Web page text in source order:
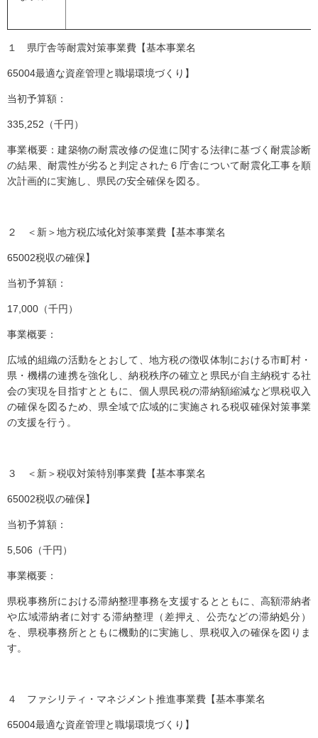
１ 県庁舎等耐震対策事業費【基本事業名
65004最適な資産管理と職場環境づくり】
当初予算額：
335,252（千円）
事業概要：建築物の耐震改修の促進に関する法律に基づく耐震診断
の結果、耐震性が劣ると判定された６庁舎について耐震化工事を順
次計画的に実施し、県民の安全確保を図る。
２ ＜新＞地方税広域化対策事業費【基本事業名
65002税収の確保】
当初予算額：
17,000（千円）
事業概要：
広域的組織の活動をとおして、地方税の徴収体制における市町村・
県・機構の連携を強化し、納税秩序の確立と県民が自主納税する社
会の実現を目指すとともに、個人県民税の滞納額縮減など県税収入
の確保を図るため、県全域で広域的に実施される税収確保対策事業
の支援を行う。
３ ＜新＞税収対策特別事業費【基本事業名
65002税収の確保】
当初予算額：
5,506（千円）
事業概要：
県税事務所における滞納整理事務を支援するとともに、高額滞納者
や広域滞納者に対する滞納整理（差押え、公売などの滞納処分）
を、県税事務所とともに機動的に実施し、県税収入の確保を図りま
す。
４ ファシリティ・マネジメント推進事業費【基本事業名
65004最適な資産管理と職場環境づくり】